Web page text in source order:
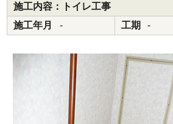
施工内容：トイレ工事
施工年月
- 工期 -